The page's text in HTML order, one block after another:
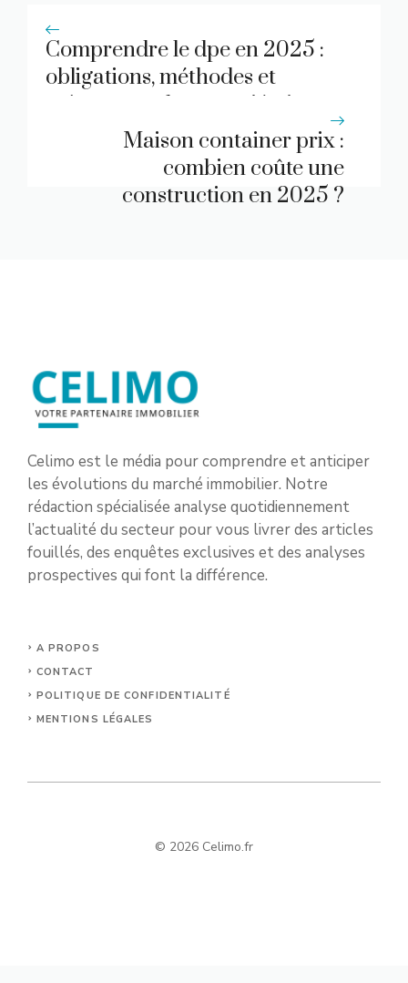
Comprendre le dpe en 2025 :
obligations, méthodes et
enjeux pour les propriétaires
Maison container prix :
combien coûte une
construction en 2025 ?
Celimo est le média pour comprendre et anticiper
les évolutions du marché immobilier. Notre
rédaction spécialisée analyse quotidiennement
l’actualité du secteur pour vous livrer des articles
fouillés, des enquêtes exclusives et des analyses
prospectives qui font la différence.
A PROPOS
CONTACT
POLITIQUE DE CONFIDENTIALITÉ
MENTIONS LÉGALES
© 2026 Celimo.fr